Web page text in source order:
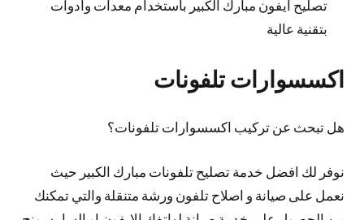
تصليح ايفون مبارك الكبير باستخدام معدات وأدوات
بتقنية عالية
اكسسوارات تلفونات
هل تبحث عن تركيب اكسسوارات تلفونات؟
نوفر لك افضل خدمة تصليح تلفونات مبارك الكبير حيث
نعمل على صيانة و اصلاح تلفون ورشة متنقلة والتي تمكنك